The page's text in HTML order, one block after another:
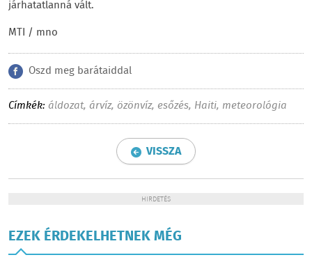
járhatatlanná vált.
MTI / mno
Oszd meg barátaiddal
Címkék: áldozat, árvíz, özönvíz, esőzés, Haiti, meteorológia
VISSZA
HIRDETÉS
EZEK ÉRDEKELHETNEK MÉG